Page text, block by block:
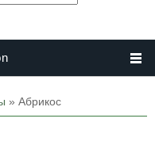
» Абрикос